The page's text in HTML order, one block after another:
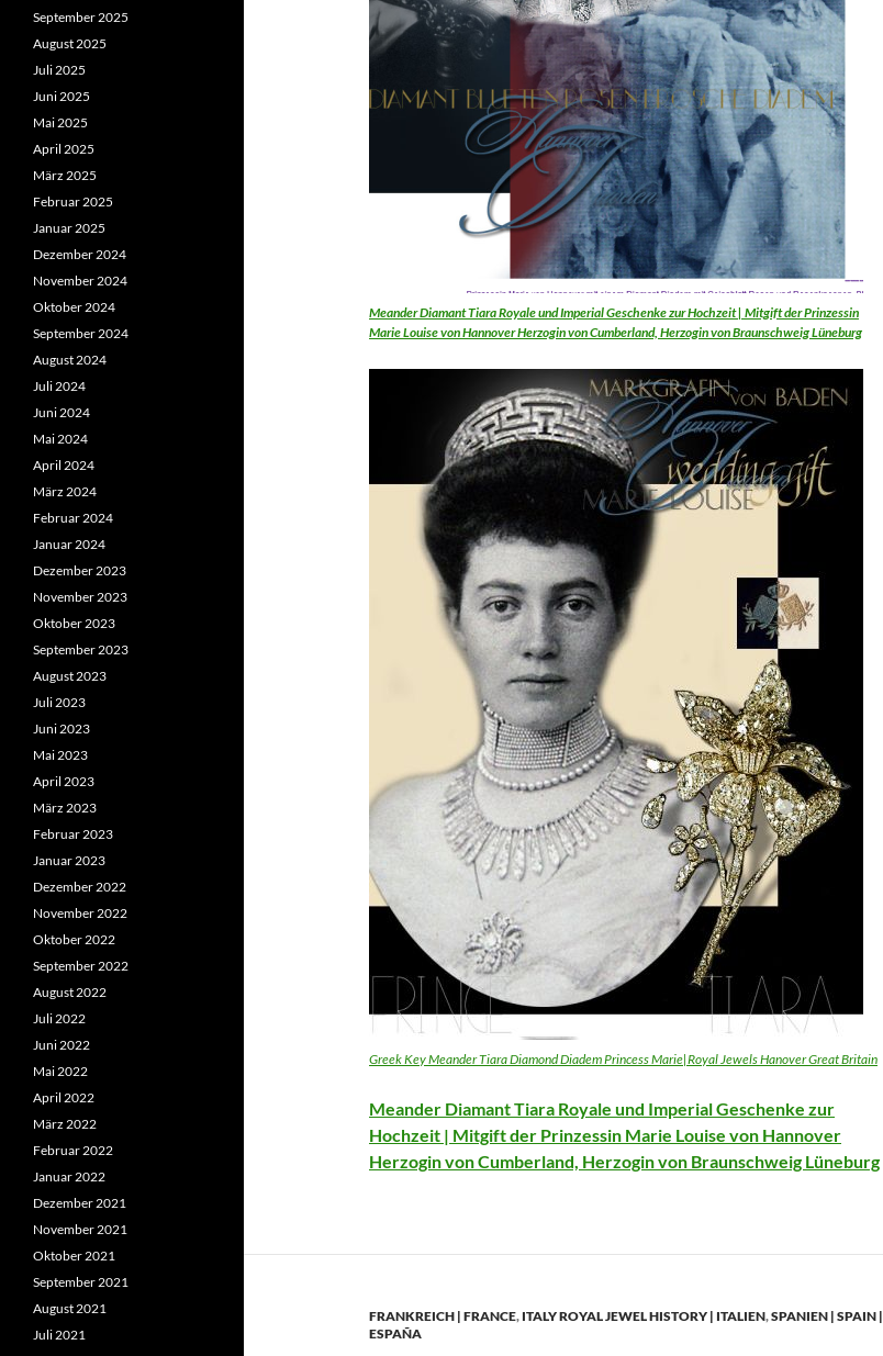
Meander Diamant Tiara Royale und Imperial Geschenke zur Hochzeit | Mitgift der Prinzessin
Marie Louise von Hannover Herzogin von Cumberland, Herzogin von Braunschweig Lüneburg
Greek Key Meander Tiara Diamond Diadem Princess Marie|Royal Jewels Hanover Great Britain
Meander Diamant Tiara Royale und Imperial Geschenke zur
Hochzeit | Mitgift der Prinzessin Marie Louise von Hannover
Herzogin von Cumberland, Herzogin von Braunschweig Lüneburg
FRANKREICH | FRANCE, ITALY ROYAL JEWEL HISTORY | ITALIEN,SPANIEN | SPAIN |
ESPAÑA
September 2025
August 2025
Juli 2025
Juni 2025
Mai 2025
April 2025
März 2025
Februar 2025
Januar 2025
Dezember 2024
November 2024
Oktober 2024
September 2024
August 2024
Juli 2024
Juni 2024
Mai 2024
April 2024
März 2024
Februar 2024
Januar 2024
Dezember 2023
November 2023
Oktober 2023
September 2023
August 2023
Juli 2023
Juni 2023
Mai 2023
April 2023
März 2023
Februar 2023
Januar 2023
Dezember 2022
November 2022
Oktober 2022
September 2022
August 2022
Juli 2022
Juni 2022
Mai 2022
April 2022
März 2022
Februar 2022
Januar 2022
Dezember 2021
November 2021
Oktober 2021
September 2021
August 2021
Juli 2021